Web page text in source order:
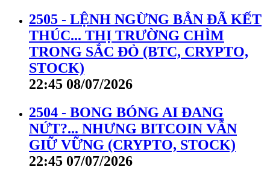
2505 - LỆNH NGỪNG BẮN ĐÃ KẾT
THÚC... THỊ TRƯỜNG CHÌM
TRONG SẮC ĐỎ (BTC, CRYPTO,
STOCK)
22:45 08/07/2026
2504 - BONG BÓNG AI ĐANG
NỨT?... NHƯNG BITCOIN VẪN
GIỮ VỮNG (CRYPTO, STOCK)
22:45 07/07/2026